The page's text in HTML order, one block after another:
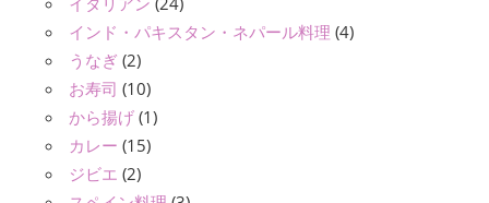
インド・パキスタン・ネパール料理 (4)
うなぎ (2)
お寿司 (10)
から揚げ (1)
カレー (15)
ジビエ (2)